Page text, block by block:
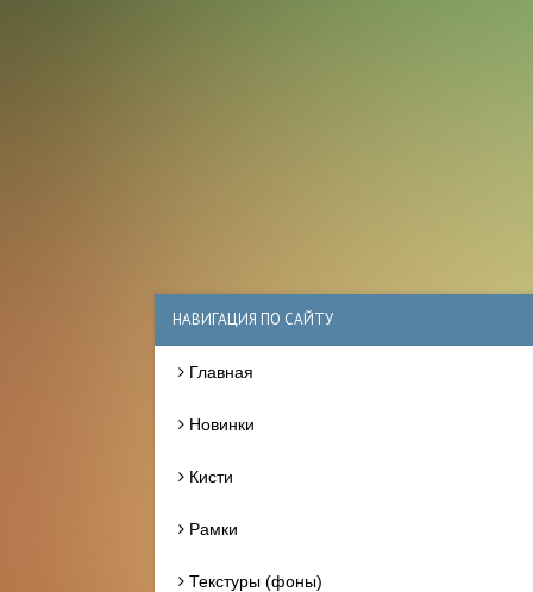
НАВИГАЦИЯ ПО САЙТУ
Главная
Новинки
Кисти
Рамки
Текстуры (фоны)